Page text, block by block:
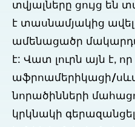
տվյալները ցույց են
է տասնամյակից
ամենացածր
է: Վատ լուրն այն է,
աֆրոամերիկացի/
նորածինների
կրկնակի